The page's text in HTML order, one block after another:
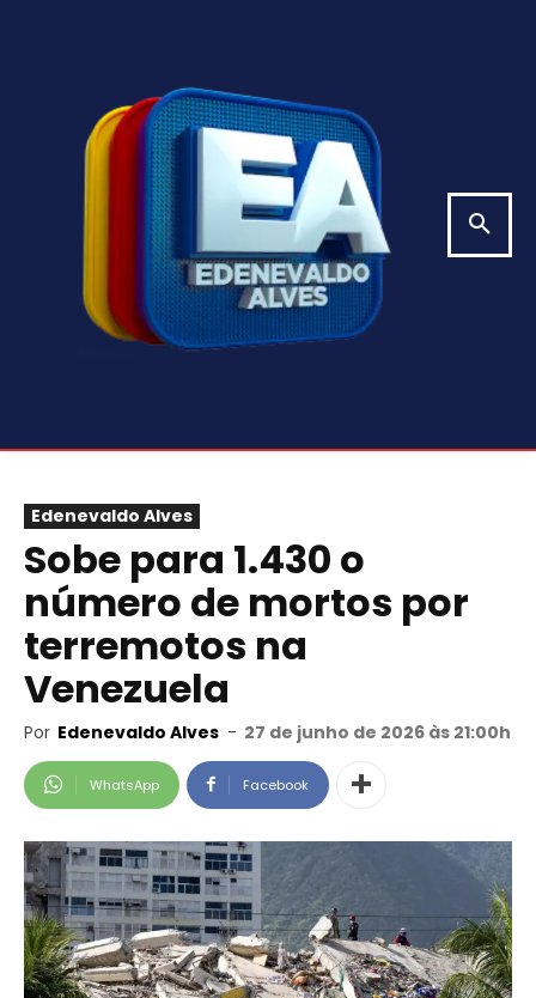
Edenevaldo Alves
Sobe para 1.430 o
número de mortos por
terremotos na
Venezuela
Por Edenevaldo Alves - 27 de junho de 2026 às 21:00h
WhatsApp Facebook